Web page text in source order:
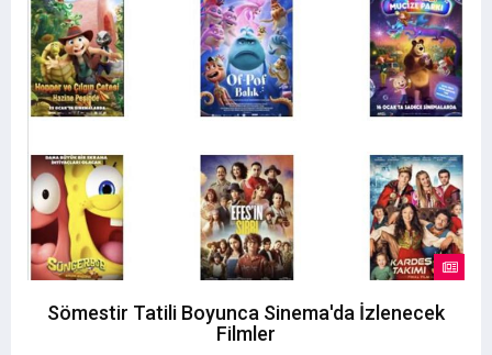
Sömestir Tatili Boyunca Sinema'da İzlenecek
Filmler